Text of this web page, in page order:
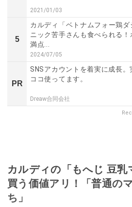
2021/01/03
5
カルディ「ベトナムフォー鶏ダ
ニック苦手さんも食べられる！
満点...
2024/07/05
PR
SNSアカウントを着実に成長。
ココ使ってます。
Dreaw合同会社
カルディの「もへじ 豆乳
買う価値アリ！「普通の
ち」